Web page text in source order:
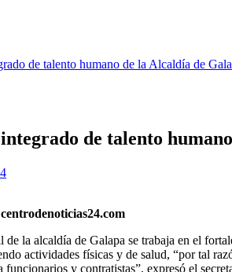
de talento humano de la Alcaldía de
de talento
de la alcaldía de Galapa se trabaja en el
actividades físicas y de salud, “por tal
y contratistas”, expresó el